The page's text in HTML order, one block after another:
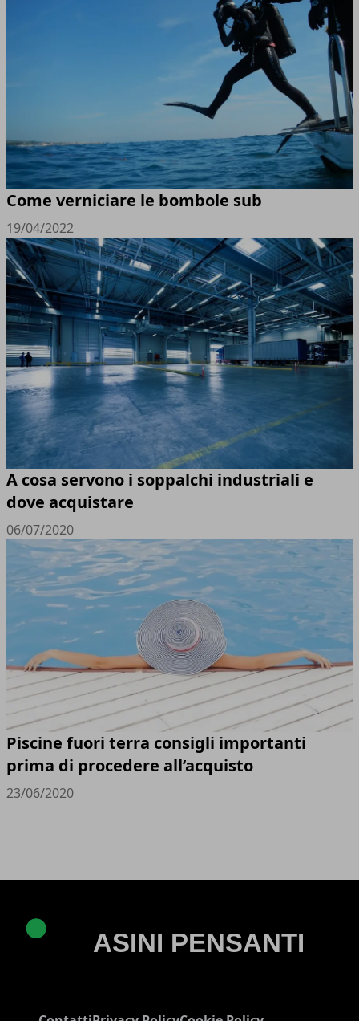
Come verniciare le bombole sub
19/04/2022
A cosa servono i soppalchi industriali e
dove acquistare
06/07/2020
Piscine fuori terra consigli importanti
prima di procedere all’acquisto
23/06/2020